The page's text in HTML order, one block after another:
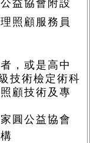
益協會 附設
照顧服務員
，或是高中
技術檢定術科
顧技術及專
圓公益協會